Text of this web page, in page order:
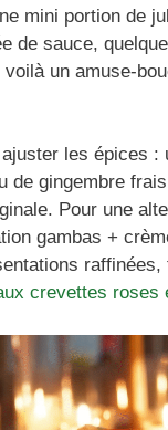
mini portion de
de sauce,
un amuse-
les épices :
de gingembre
Pour une
gambas +
raffinées,
crevettes roses